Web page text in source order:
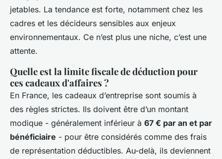
jetables. La tendance est forte, notamment chez les
cadres et les décideurs sensibles aux enjeux
environnementaux. Ce n’est plus une niche, c’est une
attente.
Quelle est la limite fiscale de déduction pour
ces cadeaux d'affaires ?
En France, les cadeaux d’entreprise sont soumis à
des règles strictes. Ils doivent être d’un montant
modique - généralement inférieur à 67 € par an et par
bénéficiaire - pour être considérés comme des frais
de représentation déductibles. Au-delà, ils deviennent